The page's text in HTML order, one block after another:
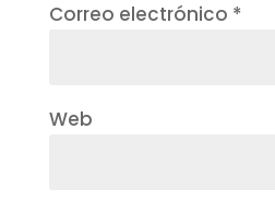
Correo electrónico *
Web